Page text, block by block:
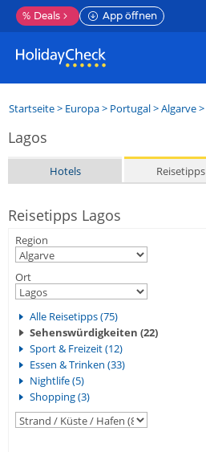
% Deals App öffnen
Startseite> Europa> Portugal>Algarve>
Lagos
Hotels Reisetipps
Reisetipps Lagos
Region
Ort
Alle Reisetipps (75)
Sehenswürdigkeiten (22)
Sport & Freizeit (12)
Essen & Trinken (33)
Nightlife (5)
Shopping (3)